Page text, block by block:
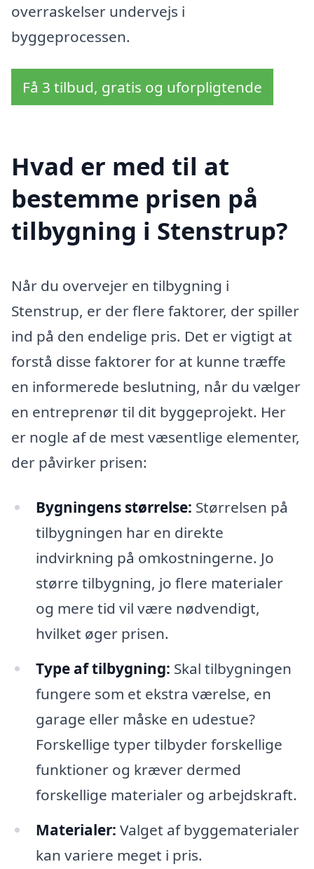
overraskelser undervejs i
byggeprocessen.
Få 3 tilbud, gratis og uforpligtende
Hvad er med til at
bestemme prisen på
tilbygning i Stenstrup?
Når du overvejer en tilbygning i
Stenstrup, er der flere faktorer, der spiller
ind på den endelige pris. Det er vigtigt at
forstå disse faktorer for at kunne træffe
en informerede beslutning, når du vælger
en entreprenør til dit byggeprojekt. Her
er nogle af de mest væsentlige elementer,
der påvirker prisen:
Bygningens størrelse: Størrelsen på
tilbygningen har en direkte
indvirkning på omkostningerne. Jo
større tilbygning, jo flere materialer
og mere tid vil være nødvendigt,
hvilket øger prisen.
Type af tilbygning: Skal tilbygningen
fungere som et ekstra værelse, en
garage eller måske en udestue?
Forskellige typer tilbyder forskellige
funktioner og kræver dermed
forskellige materialer og arbejdskraft.
Materialer: Valget af byggematerialer
kan variere meget i pris.